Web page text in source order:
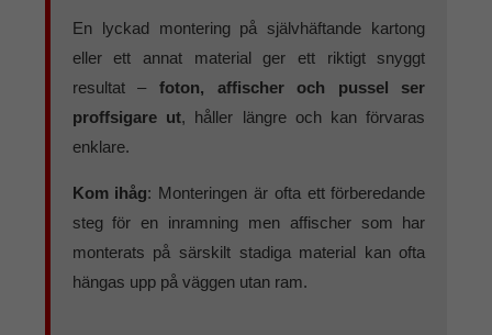
En lyckad montering på självhäftande kartong
eller ett annat material ger ett riktigt snyggt
resultat – foton, affischer och pussel ser
proffsigare ut, håller längre och kan förvaras
enklare.
Kom ihåg: Monteringen är ofta ett förberedande
steg för en inramning men affischer som har
monterats på särskilt stadiga material kan ofta
hängas upp på väggen utan ram.